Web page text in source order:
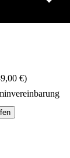
€)